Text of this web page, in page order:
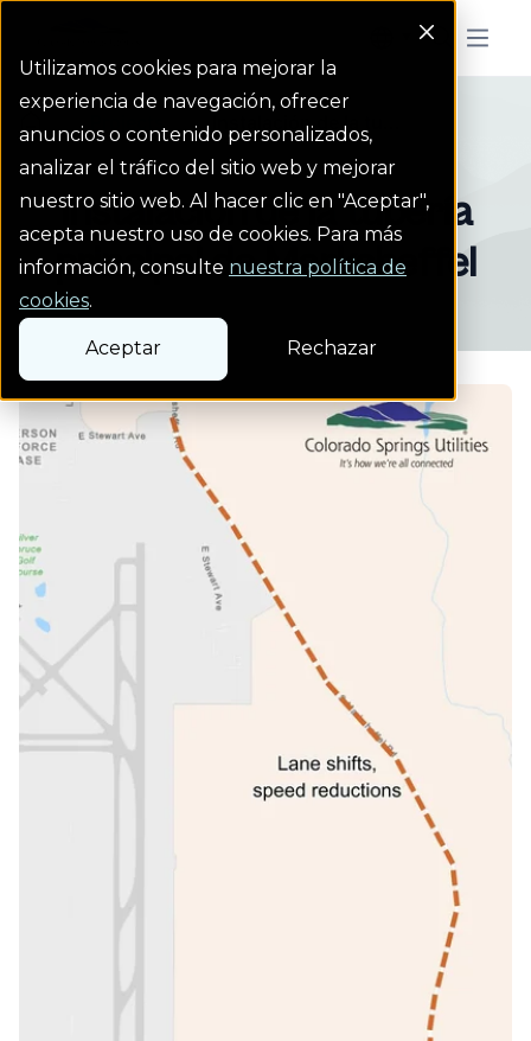
Utilizamos cookies para mejorar la
experiencia de navegación, ofrecer
anuncios o contenido personalizados,
analizar el tráfico del sitio web y mejorar
nuestro sitio web. Al hacer clic en "Aceptar",
acepta nuestro uso de cookies. Para más
información, consulte nuestra política de
cookies.
Aceptar Rechazar
Menu
Homepage Link
Projects Instalación de la tu...
Instalación de la tubería
principal de Marksheffel